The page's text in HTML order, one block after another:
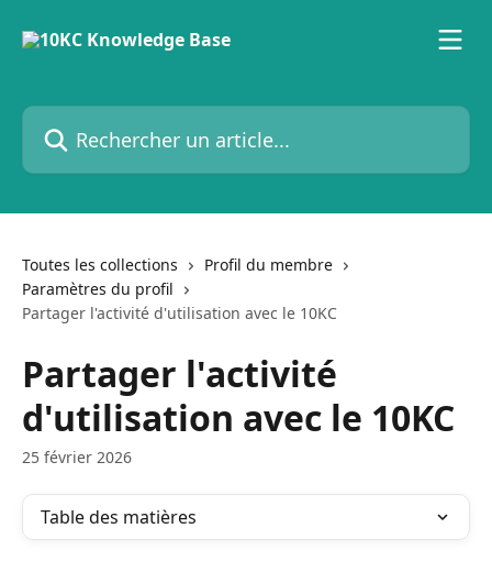
Rechercher un article...
Toutes les collections
Profil du membre
Paramètres du profil
Partager l'activité d'utilisation avec le 10KC
Partager l'activité
d'utilisation avec le 10KC
25 février 2026
Table des matières